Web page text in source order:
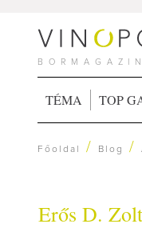
TÉMA TOP
Főoldal / Blog /
Erős D.